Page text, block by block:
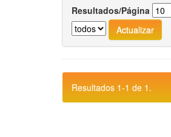
Resultados/Página
Resultados 1-1 de 1.